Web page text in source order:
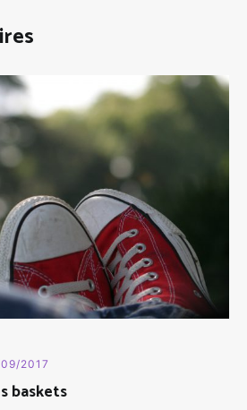
2017
baskets